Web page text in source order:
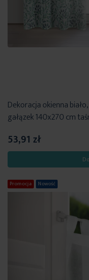
Dekoracja okienna
gałązek 140x270 cm
53,91 zł
Promocja Nowość